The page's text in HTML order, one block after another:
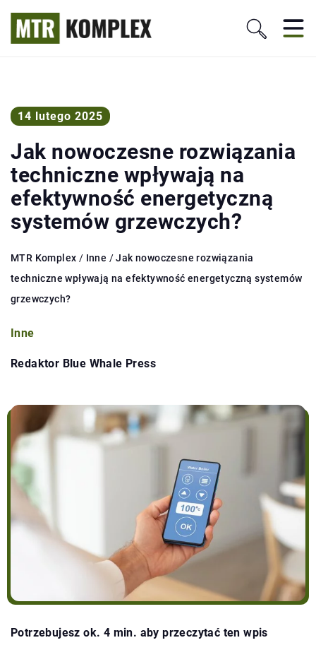
14 lutego 2025
Jak nowoczesne rozwiązania
techniczne wpływają na
efektywność energetyczną
systemów grzewczych?
MTR Komplex / Inne /Jak nowoczesne rozwiązania
techniczne wpływają na efektywność energetyczną systemów
grzewczych?
Inne
Redaktor Blue Whale Press
Potrzebujesz ok. 4 min. aby przeczytać ten wpis